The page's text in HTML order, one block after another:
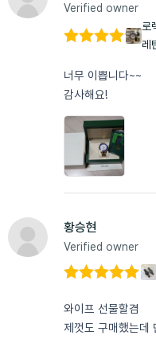
Verified owner
5로 평가
됨
로
레
너무 이쁩니다~~
감사해요!
황승현
Verified owner
로 평가됨
와이프 선물할겸
제껏도 구매했는데